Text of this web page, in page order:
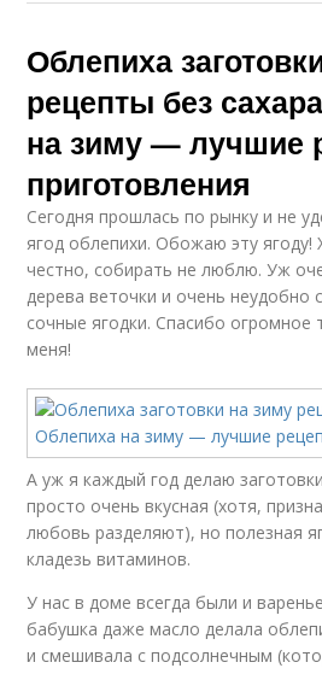
Облепиха
рецепты без
на зиму — лучшие
приготовления
Сегодня прошлась по рынку и не
ягод облепихи. Обожаю эту ягоду!
честно, собирать не люблю. Уж
дерева веточки и очень неудобно
сочные ягодки. Спасибо огромное
меня!
А уж я каждый год делаю
просто очень вкусная (хотя,
любовь разделяют), но полезная
кладезь витаминов.
У нас в доме всегда были и
бабушка даже масло делала
и смешивала с подсолнечным